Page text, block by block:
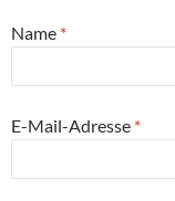
Name *
E-Mail-Adresse *